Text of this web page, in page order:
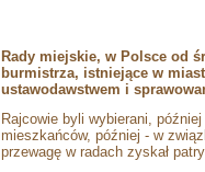
Rady miejskie, w Polsce od
burmistrza, istniejące w
ustawodawstwem i
Rajcowie byli wybierani,
mieszkańców, później - w
przewagę w radach zyskał